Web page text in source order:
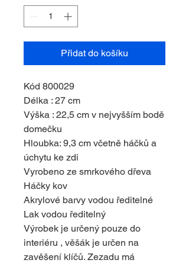
Přidat do košíku
Kód 800029
Délka : 27 cm
Výška : 22,5 cm v nejvyšším bodě
domečku
Hloubka: 9,3 cm včetně háčků a
úchytu ke zdi
Vyrobeno ze smrkového dřeva
Háčky kov
Akrylové barvy vodou ředitelné
Lak vodou ředitelný
Výrobek je určený pouze do
interiéru , věšák je určen na
zavěšení klíčů. Zezadu má